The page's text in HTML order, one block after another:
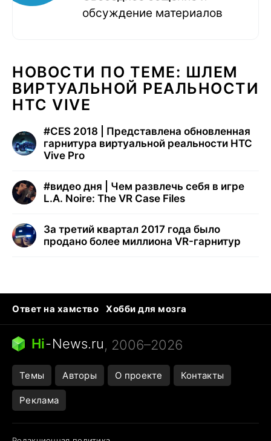
обсуждение материалов
НОВОСТИ ПО ТЕМЕ: ШЛЕМ
ВИРТУАЛЬНОЙ РЕАЛЬНОСТИ
HTC VIVE
#CES 2018 | Представлена обновленная
гарнитура виртуальной реальности HTC
Vive Pro
#видео дня | Чем развлечь себя в игре
L.A. Noire: The VR Case Files
За третий квартал 2017 года было
продано более миллиона VR-гарнитур
Ответ на хамство
Хобби для мозга
Бензин 100 vs 95
Тунцы в океанариуме
Следующая пандемия
Hi-News.ru, 2006–2026
Темы Авторы О проекте Контакты
Реклама